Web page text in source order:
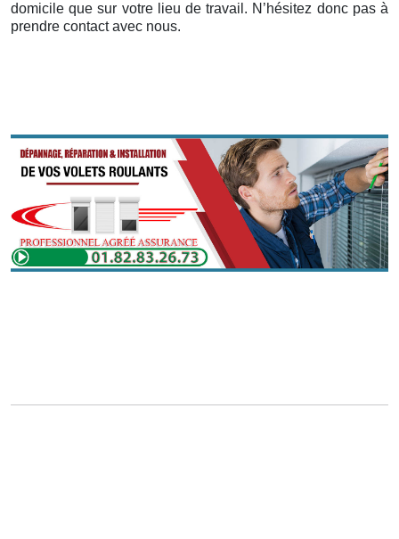
domicile que sur votre lieu de travail. N’hésitez donc pas à
prendre contact avec nous.